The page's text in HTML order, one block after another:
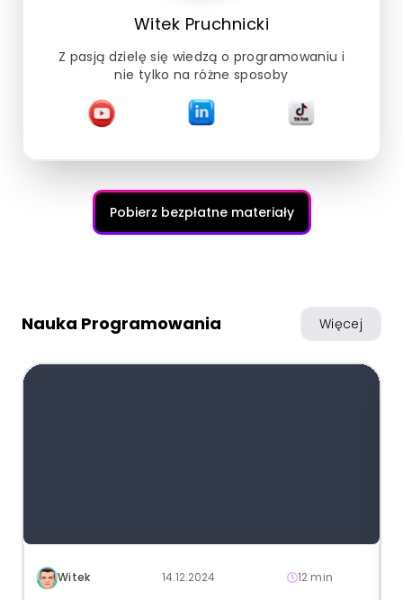
Witek Pruchnicki
Z pasją dzielę się wiedzą o programowaniu i
nie tylko na różne sposoby
Pobierz bezpłatne materiały
Nauka Programowania Więcej
Witek 14.12.2024 12 min